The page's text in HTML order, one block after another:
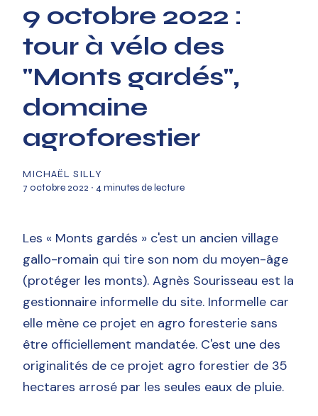
9 octobre 2022 :
tour à vélo des
"Monts gardés",
domaine
agroforestier
MICHAËL SILLY
7 octobre 2022 ∙ 4 minutes de lecture
Les « Monts gardés » c'est un ancien village
gallo-romain qui tire son nom du moyen-âge
(protéger les monts). Agnès Sourisseau est la
gestionnaire informelle du site. Informelle car
elle mène ce projet en agro foresterie sans
être officiellement mandatée. C'est une des
originalités de ce projet agro forestier de 35
hectares arrosé par les seules eaux de pluie.